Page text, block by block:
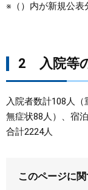
※（）内が新規公表
2 入院等
入院者数計108人（
無症状88人）、宿
合計2224人
このページに